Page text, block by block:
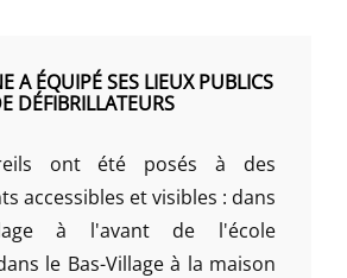
A ÉQUIPÉ SES LIEUX PUBLICS
DÉFIBRILLATEURS
ont été posés à des
accessibles et visibles : dans
à l'avant de l'école
le Bas-Village à la maison